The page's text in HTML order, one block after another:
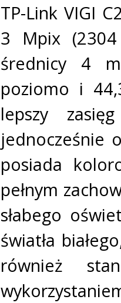
TP-Link VIGI
3 Mpix
średnicy 4
poziomo i
lepszy
jednocześnie
posiada
pełnym
słabego
światła
również